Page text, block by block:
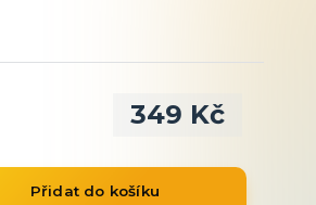
349 Kč
Přidat do košíku